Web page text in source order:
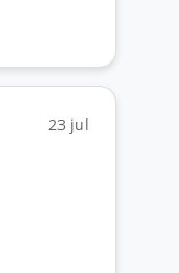
23 jul